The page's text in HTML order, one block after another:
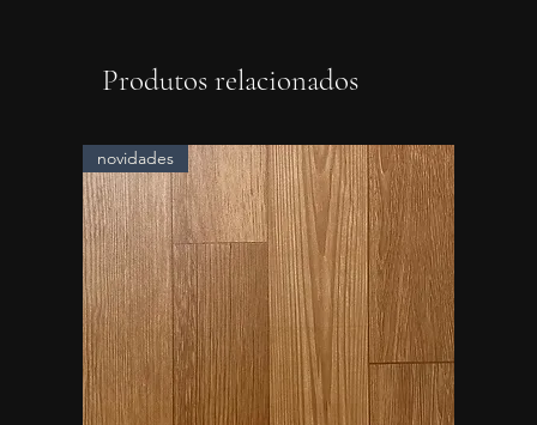
Produtos relacionados
novidades